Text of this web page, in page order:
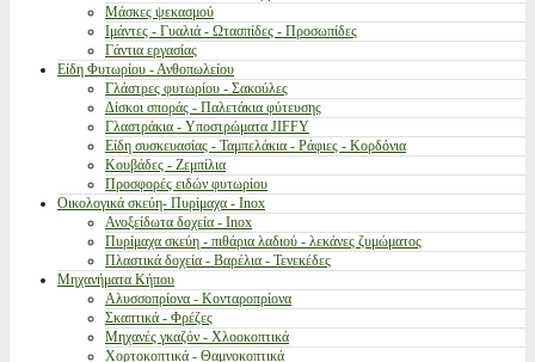
Μάσκες ψεκασμού
Ιμάντες - Γυαλιά - Ωτασπίδες - Προσωπίδες
Γάντια εργασίας
Είδη Φυτωρίου - Ανθοπωλείου
Γλάστρες φυτωρίου - Σακούλες
Δίσκοι σποράς - Παλετάκια φύτευσης
Γλαστράκια - Υποστρώματα JIFFY
Είδη συσκευασίας - Ταμπελάκια - Ράφιες - Κορδόνια
Κουβάδες - Ζεμπίλια
Προσφορές ειδών φυτωρίου
Οικολογικά σκεύη- Πυρίμαχα - Inox
Ανοξείδωτα δοχεία - Inox
Πυρίμαχα σκεύη - πιθάρια λαδιού - λεκάνες ζυμώματος
Πλαστικά δοχεία - Βαρέλια - Τενεκέδες
Μηχανήματα Κήπου
Αλυσσοπρίονα - Κονταροπρίονα
Σκαπτικά - Φρέζες
Μηχανές γκαζόν - Χλοοκοπτικά
Χορτοκοπτικά - Θαμνοκοπτικά